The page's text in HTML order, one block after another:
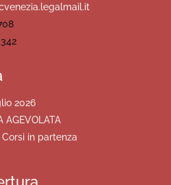
2026
AGEVOLATA
Corsi in partenza